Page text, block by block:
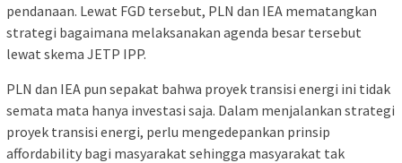
pendanaan. Lewat FGD tersebut, PLN dan IEA mematangkan
strategi bagaimana melaksanakan agenda besar tersebut
lewat skema JETP IPP.
PLN dan IEA pun sepakat bahwa proyek transisi energi ini tidak
semata mata hanya investasi saja. Dalam menjalankan strategi
proyek transisi energi, perlu mengedepankan prinsip
affordability bagi masyarakat sehingga masyarakat tak